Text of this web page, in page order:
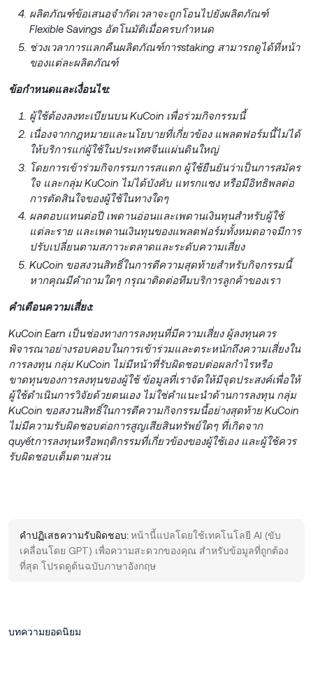
ผลิตภัณฑ์ข้อเสนอจำกัดเวลาจะถูกโอนไปยังผลิตภัณฑ์
Flexible Savings อัตโนมัติเมื่อครบกำหนด
ช่วงเวลาการแลกคืนผลิตภัณฑ์การstaking สามารถดูได้ที่หน้า
ของแต่ละผลิตภัณฑ์
ข้อกำหนดและเงื่อนไข:
ผู้ใช้ต้องลงทะเบียนบน KuCoin เพื่อร่วมกิจกรรมนี้
เนื่องจากกฎหมายและนโยบายที่เกี่ยวข้อง แพลตฟอร์มนี้ไม่ได้
ให้บริการแก่ผู้ใช้ในประเทศจีนแผ่นดินใหญ่
โดยการเข้าร่วมกิจกรรมการสแตก ผู้ใช้ยืนยันว่าเป็นการสมัคร
ใจ และกลุ่ม KuCoin ไม่ได้บังคับ แทรกแซง หรือมีอิทธิพลต่อ
การตัดสินใจของผู้ใช้ในทางใดๆ
ผลตอบแทนต่อปี เพดานอ่อนและเพดานเงินทุนสำหรับผู้ใช้
แต่ละราย และเพดานเงินทุนของแพลตฟอร์มทั้งหมดอาจมีการ
ปรับเปลี่ยนตามสภาวะตลาดและระดับความเสี่ยง
KuCoin ขอสงวนสิทธิ์ในการตีความสุดท้ายสำหรับกิจกรรมนี้
หากคุณมีคำถามใดๆ กรุณาติดต่อทีมบริการลูกค้าของเรา
คำเตือนความเสี่ยง:
KuCoin Earn เป็นช่องทางการลงทุนที่มีความเสี่ยง ผู้ลงทุนควร
พิจารณาอย่างรอบคอบในการเข้าร่วมและตระหนักถึงความเสี่ยงใน
การลงทุน กลุ่ม KuCoin ไม่มีหน้าที่รับผิดชอบต่อผลกำไรหรือ
ขาดทุนของการลงทุนของผู้ใช้ ข้อมูลที่เราจัดให้มีจุดประสงค์เพื่อให้
ผู้ใช้ดำเนินการวิจัยด้วยตนเอง ไม่ใช่คำแนะนำด้านการลงทุน กลุ่ม
KuCoin ขอสงวนสิทธิ์ในการตีความกิจกรรมนี้อย่างสุดท้าย KuCoin
ไม่มีความรับผิดชอบต่อการสูญเสียสินทรัพย์ใดๆ ที่เกิดจาก
quyếtการลงทุนหรือพฤติกรรมที่เกี่ยวข้องของผู้ใช้เอง และผู้ใช้ควร
รับผิดชอบเต็มตามส่วน
คำปฏิเสธความรับผิดชอบ:หน้านี้แปลโดยใช้เทคโนโลยี AI (ขับ
เคลื่อนโดย GPT) เพื่อความสะดวกของคุณ สำหรับข้อมูลที่ถูกต้อง
ที่สุด โปรดดูต้นฉบับภาษาอังกฤษ
บทความยอดนิยม